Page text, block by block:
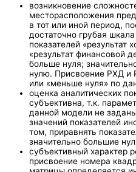
возникновение
месторасположения
в тот или иной период,
достаточно грубая
показателей «результат
«результат финансовой
больше нуля;
нулю. Присвоение РХД и
или «меньше нуля» по
оценка аналитических
субъективна, т.к.
данной модели не
значений показателей
том, приравнять
значительно большие
субъективный характер
присвоение номера